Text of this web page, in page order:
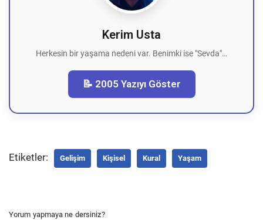
Kerim Usta
Herkesin bir yaşama nedeni var. Benimki ise "Sevda"…
📝 2005 Yazıyı Göster
Etiketler: Gelişim Kişisel Kural Yaşam
Yorum yapmaya ne dersiniz?